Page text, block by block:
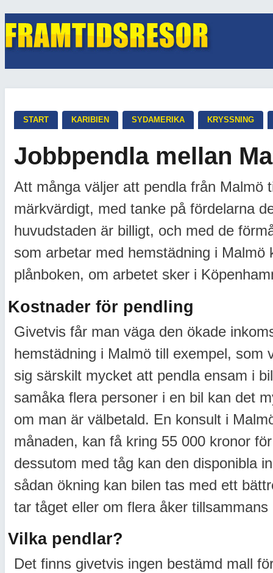
START KARIBIEN SYDAMERIKA KRYSSNING
Jobbpendla mellan
Att många väljer att pendla från Malmö
märkvärdigt, med tanke på fördelarna
huvudstaden är billigt, och med de
som arbetar med hemstädning i
plånboken, om arbetet sker i
Kostnader för pendling
Givetvis får man väga den ökade
hemstädning i Malmö till exempel, som
sig särskilt mycket att pendla ensam i
samåka flera personer i en bil kan det
om man är välbetald. En konsult i
månaden, kan få kring 55 000 kronor
dessutom med tåg kan den disponibla
sådan ökning kan bilen tas med ett
tar tåget eller om flera åker tillsammans
Vilka pendlar?
Det finns givetvis ingen bestämd mall